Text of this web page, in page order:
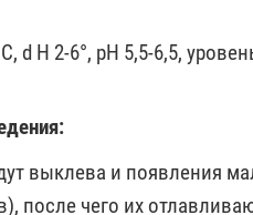
d H 2-6°, рН 5,5-6,5,
выклева и появления
после чего их